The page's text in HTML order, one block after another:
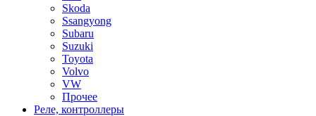
Skoda
Ssangyong
Subaru
Suzuki
Toyota
Volvo
VW
Прочее
Реле, контроллеры